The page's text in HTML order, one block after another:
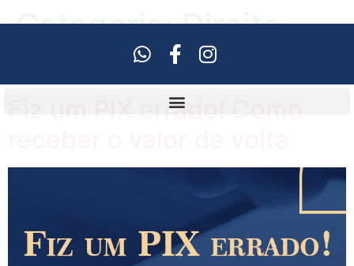
Categoria:Direito
Fiz um PIX errado! Como